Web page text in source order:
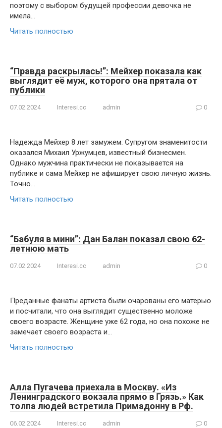
поэтому с выбором будущей профессии девочка не
имела…
Читать полностью
“Правда раскрылась!”: Мейхер показала как
выглядит её муж, которого она прятала от
публики
07.02.2024 Interesi.cc admin 0
Надежда Мейхер 8 лет замужем. Супругом знаменитости
оказался Михаил Уржумцев, известный бизнесмен.
Однако мужчина практически не показывается на
публике и сама Мейхер не афиширует свою личную жизнь.
Точно…
Читать полностью
“Бабуля в мини”: Дан Балан показал свою 62-
летнюю мать
07.02.2024 Interesi.cc admin 0
Преданные фанаты артиста были очарованы его матерью
и посчитали, что она выглядит существенно моложе
своего возрасте. Женщине уже 62 года, но она похоже не
замечает своего возраста и…
Читать полностью
Алла Пугачева приехала в Москву. «Из
Ленинградского вокзала прямо в Грязь.» Как
толпа людей встретила Примадонну в Рф.
06.02.2024 Interesi.cc admin 0